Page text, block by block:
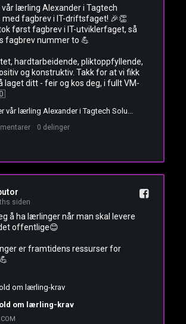
lærling Alexander i Tagtech
med fagbrev i IT-driftsfaget! 🎉👏
først fagbrev i IT-utviklerfaget, så
fagbrev nummer to 💪
hardtarbeidende, pliktoppfyllende,
og konstruktiv. Takk for at vi fikk
laget ditt - feir og kos deg, i fullt VM-
0 delinger
siden
å ha lærlinger når man skal levere
offentlige😊
er framtidens ressurser for
om lærling-krav